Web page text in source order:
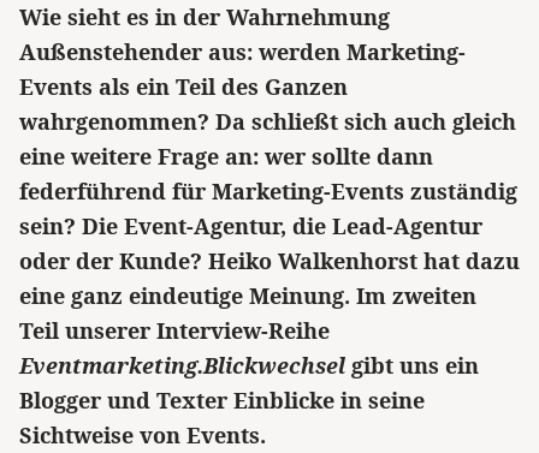
Wie sieht es in der Wahrnehmung
Außenstehender aus: werden Marketing-
Events als ein Teil des Ganzen
wahrgenommen? Da schließt sich auch gleich
eine weitere Frage an: wer sollte dann
federführend für Marketing-Events zuständig
sein? Die Event-Agentur, die Lead-Agentur
oder der Kunde? Heiko Walkenhorst hat dazu
eine ganz eindeutige Meinung. Im zweiten
Teil unserer Interview-Reihe
Eventmarketing.Blickwechsel gibt uns ein
Blogger und Texter Einblicke in seine
Sichtweise von Events.